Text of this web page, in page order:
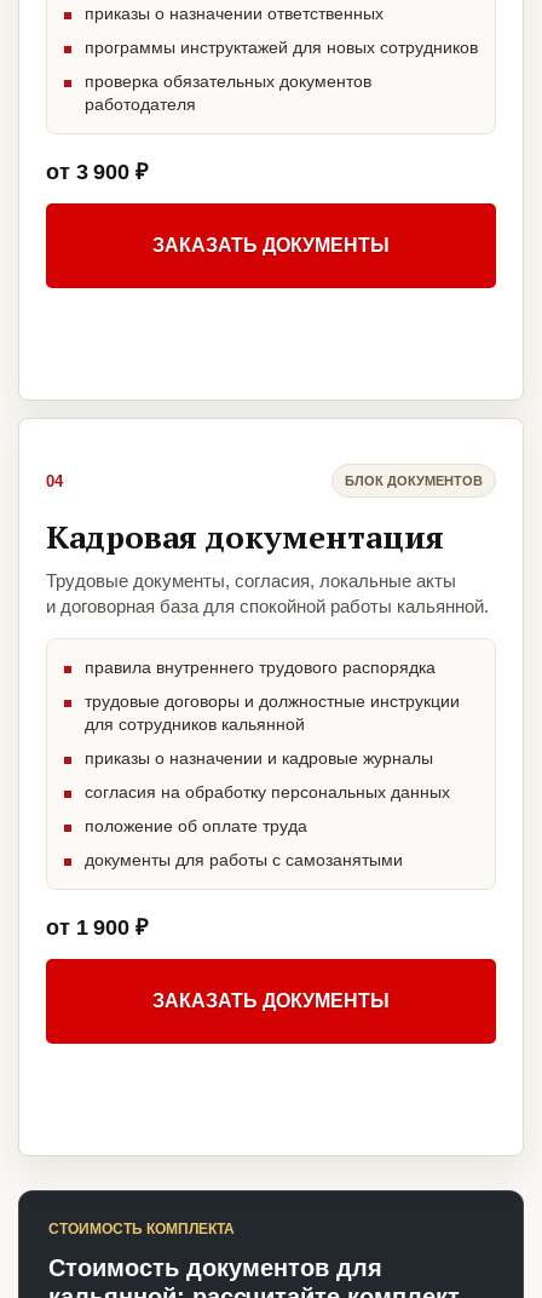
приказы о назначении ответственных
программы инструктажей для новых сотрудников
проверка обязательных документов
работодателя
от 3 900 ₽
ЗАКАЗАТЬ ДОКУМЕНТЫ
04 БЛОК ДОКУМЕНТОВ
Кадровая документация
Трудовые документы, согласия, локальные акты
и договорная база для спокойной работы кальянной.
правила внутреннего трудового распорядка
трудовые договоры и должностные инструкции
для сотрудников кальянной
приказы о назначении и кадровые журналы
согласия на обработку персональных данных
положение об оплате труда
документы для работы с самозанятыми
от 1 900 ₽
ЗАКАЗАТЬ ДОКУМЕНТЫ
СТОИМОСТЬ КОМПЛЕКТА
Стоимость документов для